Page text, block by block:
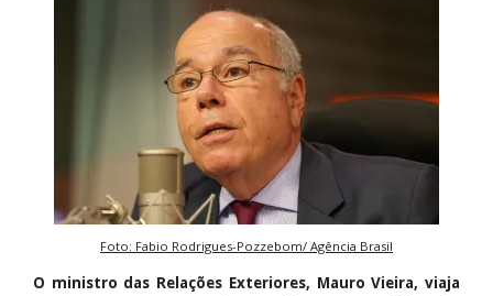
Foto: Fabio Rodrigues-Pozzebom/ Agência Brasil
O ministro das Relações Exteriores, Mauro Vieira, viaja